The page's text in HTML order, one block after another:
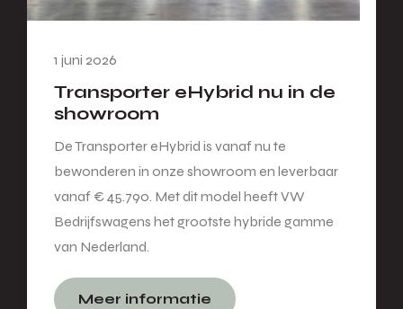
1 juni 2026
Transporter eHybrid nu in de
showroom
De Transporter eHybrid is vanaf nu te
bewonderen in onze showroom en leverbaar
vanaf € 45.790. Met dit model heeft VW
Bedrijfswagens het grootste hybride gamme
van Nederland.
Meer informatie